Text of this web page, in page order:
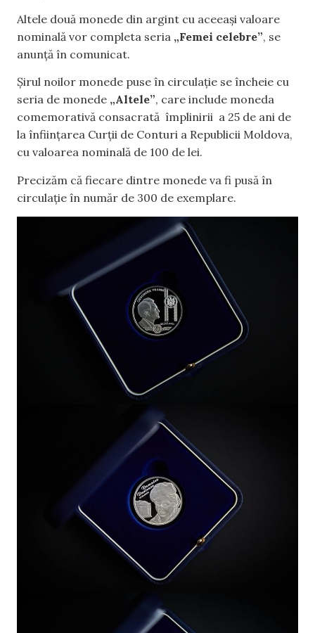
Altele două monede din argint cu aceeași valoare
nominală vor completa seria „Femei celebre”, se
anunță în comunicat.
Șirul noilor monede puse în circulație se încheie cu
seria de monede „Altele”, care include moneda
comemorativă consacrată împlinirii a 25 de ani de
la înființarea Curții de Conturi a Republicii Moldova,
cu valoarea nominală de 100 de lei.
Precizăm că fiecare dintre monede va fi pusă în
circulație în număr de 300 de exemplare.